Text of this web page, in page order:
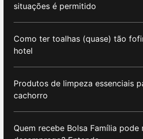
situações é permitido
Como ter toalhas (quase) tão
hotel
Produtos de limpeza essenciais
cachorro
Quem recebe Bolsa Família pode